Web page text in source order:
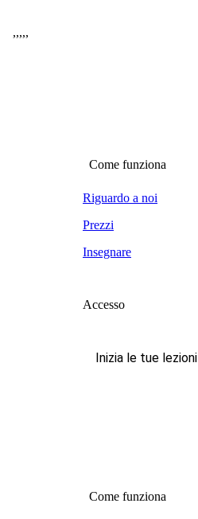
,,,,,
Come funziona
Riguardo a noi
Prezzi
Insegnare
Accesso
Inizia le tue lezioni
Come funziona